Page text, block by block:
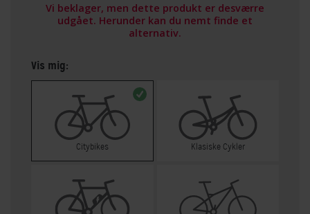
Vi beklager, men dette produkt er desværre
udgået. Herunder kan du nemt finde et
alternativ.
Vis mig:
Citybikes Klasiske Cykler